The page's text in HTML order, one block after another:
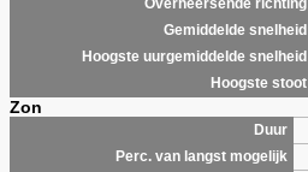
Overheersende richting
Gemiddelde snelheid
Hoogste uurgemiddelde snelheid
Hoogste stoot
Zon
Duur
Perc. van langst mogelijk